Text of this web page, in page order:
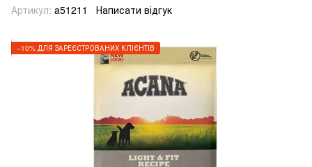
Артикул: a51211 Написати відгук
−10% ДЛЯ ЗАРЕЄСТРОВАНИХ КЛІЄНТІВ